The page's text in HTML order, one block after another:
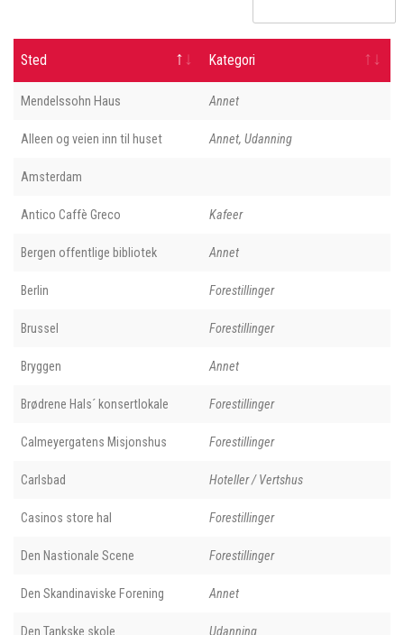
Sted Kategori
Mendelssohn Haus Annet
Alleen og veien inn til huset Annet, Udanning
Amsterdam
Antico Caffè Greco Kafeer
Bergen offentlige bibliotek Annet
Berlin Forestillinger
Brussel Forestillinger
Bryggen Annet
Brødrene Hals´ konsertlokale Forestillinger
Calmeyergatens Misjonshus Forestillinger
Carlsbad Hoteller / Vertshus
Casinos store hal Forestillinger
Den Nastionale Scene Forestillinger
Den Skandinaviske Forening Annet
Den Tankske skole Udanning